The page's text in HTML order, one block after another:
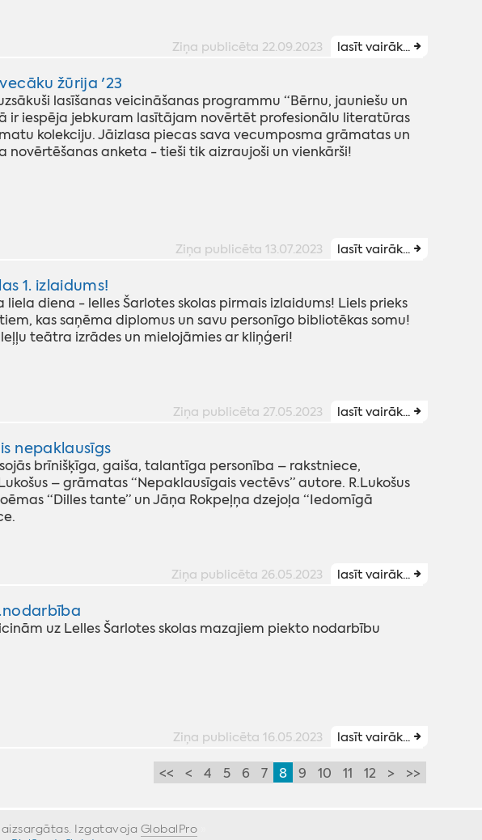
Ziņa publicēta 22.09.2023 lasīt vairāk...
žūrija '23
lasīšanas veicināšanas programmu “Bērnu, jauniešu un
ir iespēja jebkuram lasītājam novērtēt profesionālu literatūras
kolekciju. Jāizlasa piecas sava vecumposma grāmatas un
novērtēšanas anketa - tieši tik aizraujoši un vienkārši!
Ziņa publicēta 13.07.2023 lasīt vairāk...
1. izlaidums!
diena - lelles Šarlotes skolas pirmais izlaidums! Liels prieks
kas saņēma diplomus un savu personīgo bibliotēkas somu!
teātra izrādes un mielojāmies ar kliņģeri!
Ziņa publicēta 27.05.2023 lasīt vairāk...
nepaklausīgs
brīnišķīga, gaiša, talantīga personība – rakstniece,
– grāmatas “Nepaklausīgais vectēvs” autore. R.Lukošus
“Dilles tante” un Jāņa Rokpeļņa dzejoļa “Iedomīgā
Ziņa publicēta 26.05.2023 lasīt vairāk...
uz Lelles Šarlotes skolas mazajiem piekto nodarbību
Ziņa publicēta 16.05.2023 lasīt vairāk...
<< < 4 5 6 7 8 9 10 11 12 > >>
Izgatavoja GlobalPro